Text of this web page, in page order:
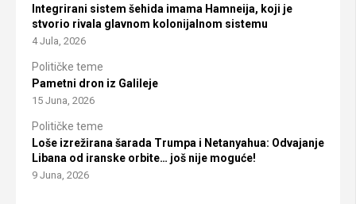
Integrirani sistem šehida imama Hamneija, koji je
stvorio rivala glavnom kolonijalnom sistemu
4 Jula, 2026
Političke teme
Pametni dron iz Galileje
15 Juna, 2026
Političke teme
Loše izrežirana šarada Trumpa i Netanyahua: Odvajanje
Libana od iranske orbite… još nije moguće!
9 Juna, 2026